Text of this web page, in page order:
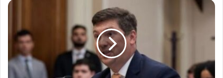
مسؤول
أمريكي
يطلق
خطة
امريكية